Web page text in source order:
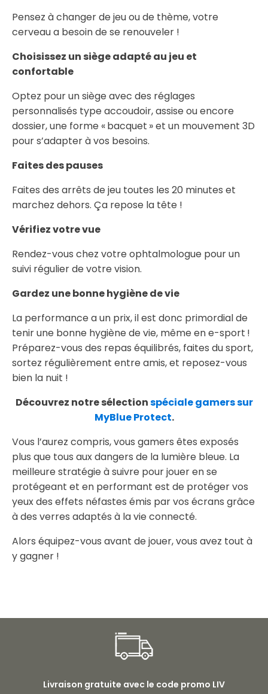
Pensez à changer de jeu ou de thème, votre
cerveau a besoin de se renouveler !
Choisissez un siège adapté au jeu et
confortable
Optez pour un siège avec des réglages
personnalisés type accoudoir, assise ou encore
dossier, une forme « bacquet » et un mouvement 3D
pour s’adapter à vos besoins.
Faites des pauses
Faites des arrêts de jeu toutes les 20 minutes et
marchez dehors. Ça repose la tête !
Vérifiez votre vue
Rendez-vous chez votre ophtalmologue pour un
suivi régulier de votre vision.
Gardez une bonne hygiène de vie
La performance a un prix, il est donc primordial de
tenir une bonne hygiène de vie, même en e-sport !
Préparez-vous des repas équilibrés, faites du sport,
sortez régulièrement entre amis, et reposez-vous
bien la nuit !
Découvrez notre sélectionspéciale gamers sur
MyBlue Protect.
Vous l’aurez compris, vous gamers êtes exposés
plus que tous aux dangers de la lumière bleue. La
meilleure stratégie à suivre pour jouer en se
protégeant et en performant est de protéger vos
yeux des effets néfastes émis par vos écrans grâce
à des verres adaptés à la vie connecté.
Alors équipez-vous avant de jouer, vous avez tout à
y gagner !
Livraison gratuite avec le code promo LIV